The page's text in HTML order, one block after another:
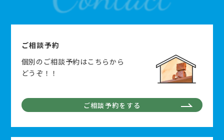
ご相談予約
個別のご相談予約はこちらから
どうぞ！！
ご相談予約をする